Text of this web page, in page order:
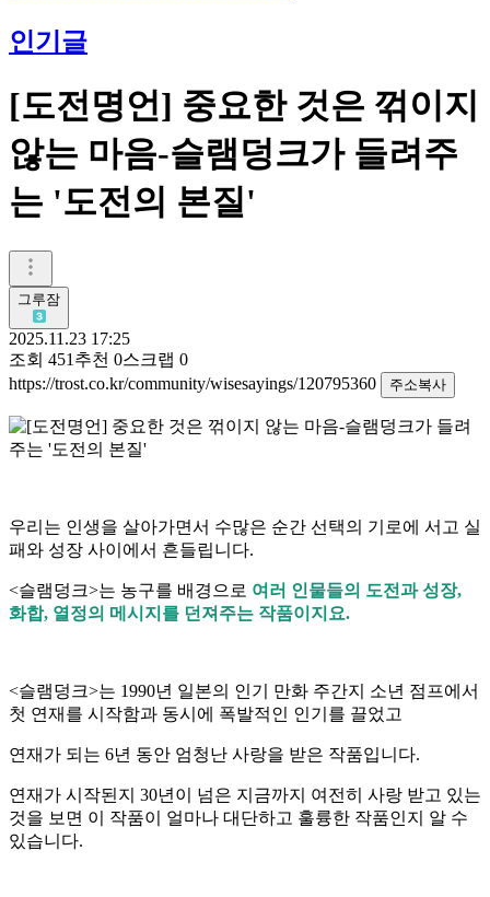
인기글
[도전명언] 중요한 것은 꺾이지
않는 마음-슬램덩크가 들려주
는 '도전의 본질'
그루잠
2025.11.23 17:25
조회 451 추천 0스크랩 0
https://trost.co.kr/community/wisesayings/120795360
주소복사
우리는 인생을 살아가면서 수많은 순간 선택의 기로에 서고 실
패와 성장 사이에서 흔들립니다.
<슬램덩크>는 농구를 배경으로 여러 인물들의 도전과 성장,
화합, 열정의 메시지를 던져주는 작품이지요.
<슬램덩크>는 1990년 일본의 인기 만화 주간지 소년 점프에서
첫 연재를 시작함과 동시에 폭발적인 인기를 끌었고
연재가 되는 6년 동안 엄청난 사랑을 받은 작품입니다.
연재가 시작된지 30년이 넘은 지금까지 여전히 사랑 받고 있는
것을 보면 이 작품이 얼마나 대단하고 훌륭한 작품인지 알 수
있습니다.